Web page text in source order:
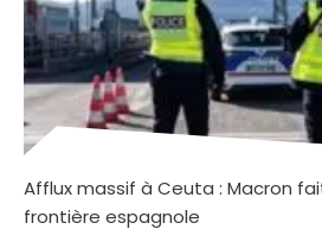
Afflux massif à Ceuta : Macron
frontière espagnole